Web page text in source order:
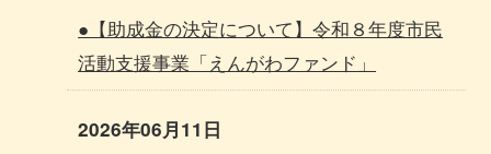
●【助成金の決定について】令和８年度市民
活動支援事業「えんがわファンド」
2026年06月11日